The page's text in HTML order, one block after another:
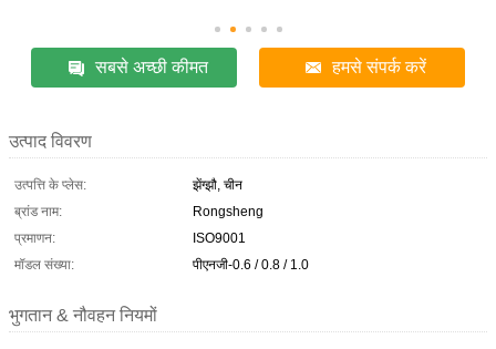
सबसे अच्छी कीमत हमसे संपर्क करें
उत्पाद विवरण
उत्पत्ति के प्लेस:
झेंग्झौ, चीन
ब्रांड नाम:
Rongsheng
प्रमाणन:
ISO9001
मॉडल संख्या:
पीएनजी-0.6 / 0.8 / 1.0
भुगतान & नौवहन नियमों